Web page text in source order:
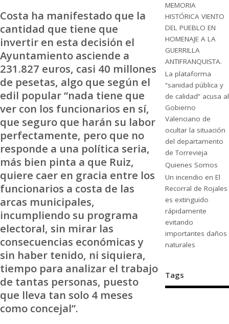
Costa ha manifestado que la
cantidad que tiene que
invertir en esta decisión el
Ayuntamiento asciende a
231.827 euros, casi 40 millones
de pesetas, algo que según el
edil popular “nada tiene que
ver con los funcionarios en sí,
que seguro que harán su labor
perfectamente, pero que no
responde a una política seria,
más bien pinta a que Ruiz,
quiere caer en gracia entre los
funcionarios a costa de las
arcas municipales,
incumpliendo su programa
electoral, sin mirar las
consecuencias económicas y
sin haber tenido, ni siquiera,
tiempo para analizar el trabajo
de tantas personas, puesto
que lleva tan solo 4 meses
como concejal”.
MEMORIA
HISTÓRICA VIENTO
DEL PUEBLO EN
HOMENAJE A LA
GUERRILLA
ANTIFRANQUISTA.
La plataforma
“sanidad pública y
de calidad” acusa al
Gobierno
Valenciano de
ocultar la situación
del departamento
de Torrevieja
Quienes Somos
Un incendio en El
Recorral de Rojales
es extinguido
rápidamente
evitando
importantes daños
naturales
Tags